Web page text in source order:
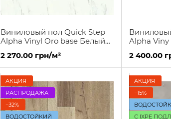
Виниловый пол Quick Step
Alpha Vinyl Oro base Белый
каррарский мрамор
2 270.00 грн/м²
Alpha
2 400.00
АКЦИЯ
РАСПРОДАЖА
−32%
ВОДОСТОЙКИЙ
АКЦИЯ
−15%
С IXPE